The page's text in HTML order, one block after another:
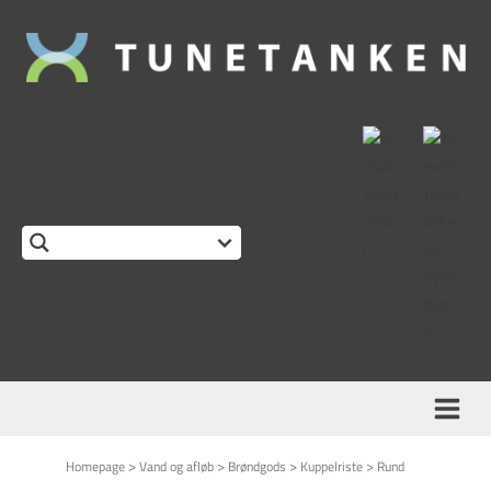
Homepage >Vand og afløb > Brøndgods > Kuppelriste > Rund